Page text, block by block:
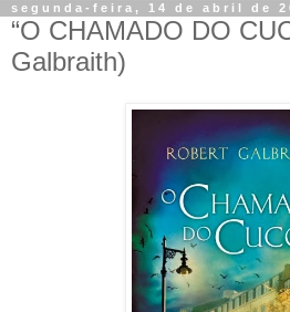
segunda-feira, 14 de abril de
“O CHAMADO DO
Galbraith)